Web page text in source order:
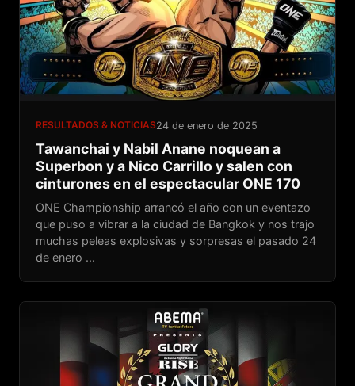
RESULTADOS & NOTICIAS24 de enero de 2025
Tawanchai y Nabil Anane noquean a
Superbon y a Nico Carrillo y salen con
cinturones en el espectacular ONE 170
ONE Championship arrancó el año con un eventazo
que puso a vibrar a la ciudad de Bangkok y nos trajo
muchas peleas explosivas y sorpresas el pasado 24
de enero ...